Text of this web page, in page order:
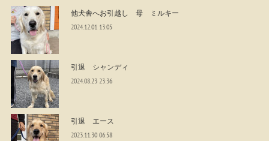
他犬舎へお引越し 母 ミルキー
2024.12.01 13:05
引退 シャンディ
2024.08.23 23:36
引退 エース
2023.11.30 06:58